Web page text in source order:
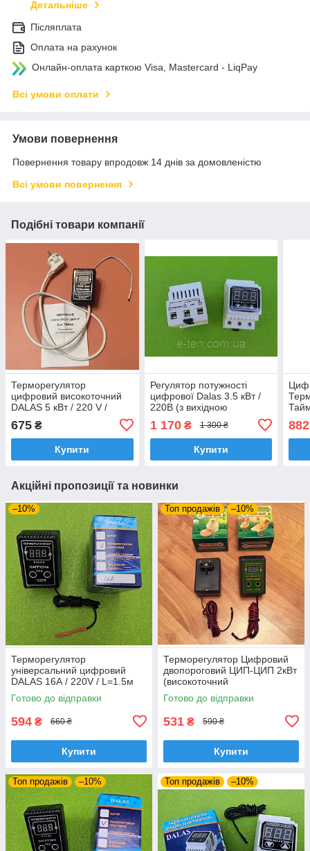
Детальніше
Післяплата
Оплата на рахунок
Онлайн-оплата карткою Visa, Mastercard - LiqPay
Всі умови оплати
Умови повернення
Повернення товару впродовж 14 днів за домовленістю
Всі умови повернення
Подібні товари компанії
Терморегулятор
цифровий високоточний
DALAS 5 кВт / 220 V /
Tmax = 80 °C (для ТЕНів)
з дротом 1 м Україна
675 ₴
Купити
Регулятор потужності
цифрової Dalas 3.5 кВт /
220В (з вихідною
потужності) для ТЕНів,
спіралей
1 170₴ 1 300 ₴
Купити
/
882
Акційні пропозиції та новинки
–10%
Терморегулятор
універсальний цифровий
DALAS 16А / 220V / L=1.5м
(розеточний)
Готово до відправки
594 ₴ 660 ₴
Купити
Топ продажів –10%
Терморегулятор Цифровий
двопороговий ЦИП-ЦИП 2кВт
(високоточний
мікропроцесорний)
розеточний до інкубатора
Готово до відправки
531 ₴ 590 ₴
Купити
Топ продажів –10% Топ продажів –10%